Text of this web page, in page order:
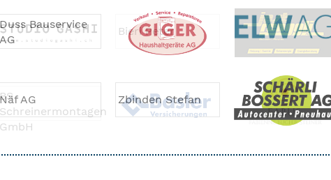
Bieri Peter
BS
Schreinermontagen
GmbH